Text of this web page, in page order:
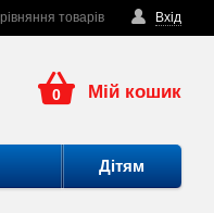
Вхід
товарів
0 Мій кошик
Дітям